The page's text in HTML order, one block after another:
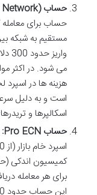
حساب ECN (Electronic Communication Network):
حساب برای
مستقیم به شبکه
می شود. در اکثر
است و به دلیل
اسکالپرها و
حساب Pro ECN:
برای هر معامله